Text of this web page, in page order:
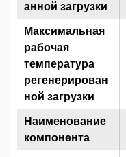
анной загрузки
Максимальная
рабочая
температура
регенерирован
ной загрузки
Наименование
компонента